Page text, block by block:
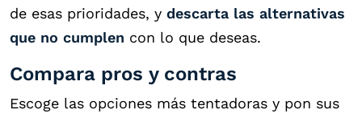
de esas prioridades, y descarta las alternativas
que no cumplen con lo que deseas.
Compara pros y contras
Escoge las opciones más tentadoras y pon sus